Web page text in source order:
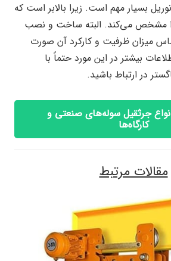
بسیار مهم است. زیرا بالابر است که
را مشخص می‌کند. البته ساخت و نصب
میزان ظرفیت و کارکرد آن صورت
بیشتر در این مورد حتماً با
در ارتباط باشید.
جرثقیل سوله‌های صنعتی و
کارگاه‌ها
مقالات مرتبط